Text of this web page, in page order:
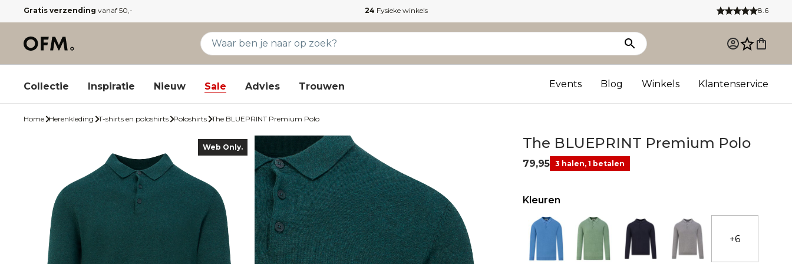
Gratis verzending vanaf 50,- 24 Fysieke winkels 8.6
Collectie Inspiratie Nieuw Sale Advies Trouwen Events Blog Winkels Klantenservice
Home Herenkleding T-shirts en poloshirts Poloshirts The BLUEPRINT Premium Polo
Web Only. The BLUEPRINT Premium Polo
79,95 3 halen, 1 betalen
Kleuren
+6